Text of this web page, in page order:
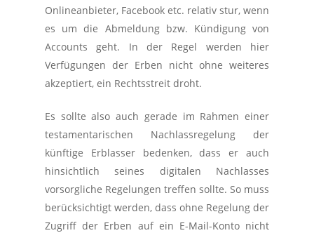
Onlineanbieter, Facebook etc. relativ stur, wenn
es um die Abmeldung bzw. Kündigung von
Accounts geht. In der Regel werden hier
Verfügungen der Erben nicht ohne weiteres
akzeptiert, ein Rechtsstreit droht.
Es sollte also auch gerade im Rahmen einer
testamentarischen Nachlassregelung der
künftige Erblasser bedenken, dass er auch
hinsichtlich seines digitalen Nachlasses
vorsorgliche Regelungen treffen sollte. So muss
berücksichtigt werden, dass ohne Regelung der
Zugriff der Erben auf ein E-Mail-Konto nicht